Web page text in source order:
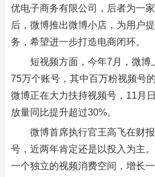
优电子商务有限公司，后者为一
后，微博推出微博小店，为用户
务，希望进一步打造电商闭环。
短视频方面，今年7月，微博
75万个账号，其中百万粉视频号
微博正在大力扶持视频号，11月
放量同比提升超过30%。
微博首席执行官王高飞在财
号，近两年肯定还是以投入为主
一个独立的视频消费空间，增长